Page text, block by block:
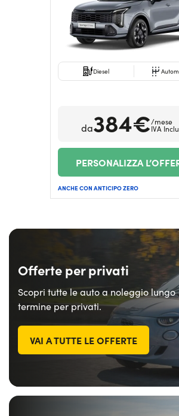
Diesel
da384€/mese
IVA
PERSONALIZZA
ANCHE CON ANTICIPO ZERO
Offerte per privati
Scopri tutte le auto a noleggio lungo
termine per privati.
VAI A TUTTE LE OFFERTE